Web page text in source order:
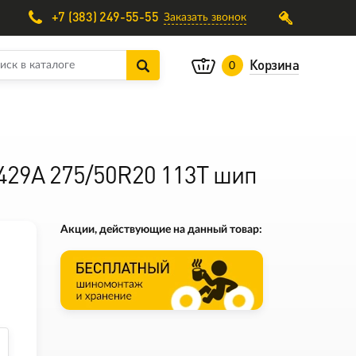
0 Корзина
+7 (383) 249-55-55 Заказать звонок
275/50R20 113T шип
Акции, действующие на данный товар: